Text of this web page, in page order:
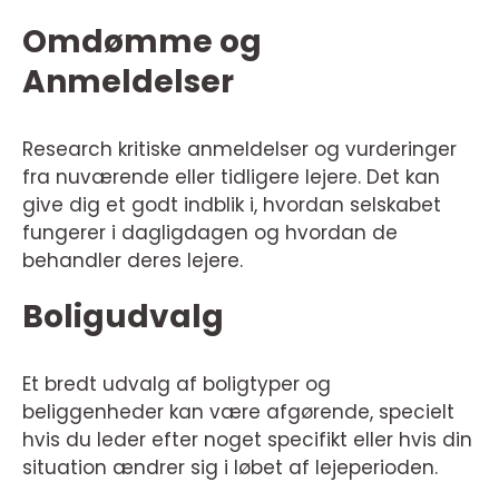
Omdømme og
Anmeldelser
Research kritiske anmeldelser og vurderinger
fra nuværende eller tidligere lejere. Det kan
give dig et godt indblik i, hvordan selskabet
fungerer i dagligdagen og hvordan de
behandler deres lejere.
Boligudvalg
Et bredt udvalg af boligtyper og
beliggenheder kan være afgørende, specielt
hvis du leder efter noget specifikt eller hvis din
situation ændrer sig i løbet af lejeperioden.